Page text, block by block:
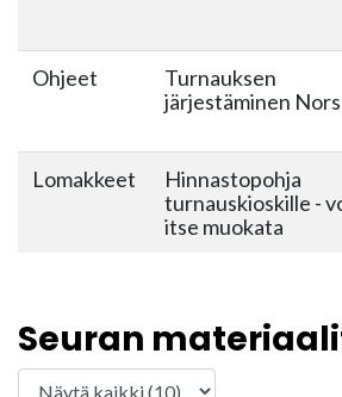
Ohjeet
Turnauksen
järjestäminen
Lomakkeet
Hinnastopohja
turnauskioskille -
itse muokata
Seuran